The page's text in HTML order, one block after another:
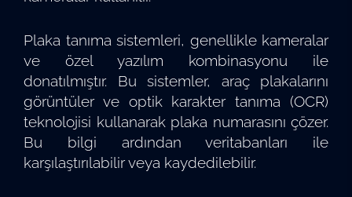
Plaka tanıma sistemleri, genellikle kameralar
ve özel yazılım kombinasyonu ile
donatılmıştır. Bu sistemler, araç plakalarını
görüntüler ve optik karakter tanıma (OCR)
teknolojisi kullanarak plaka numarasını çözer.
Bu bilgi ardından veritabanları ile
karşılaştırılabilir veya kaydedilebilir.